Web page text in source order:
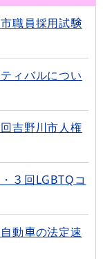
職員採用試験
ィバルについ
吉野川市人権
３回LGBTQコ
動車の法定速